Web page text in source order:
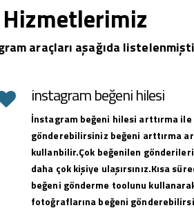
araçları aşağıda
instagram beğeni hilesi
İnstagram beğeni hilesi arttırma ile
gönderebilirsiniz beğeni arttırma
kullanbilir.Çok beğenilen
daha çok kişiye ulaşırsınız.Kısa
beğeni gönderme toolunu
fotoğraflarına beğeni